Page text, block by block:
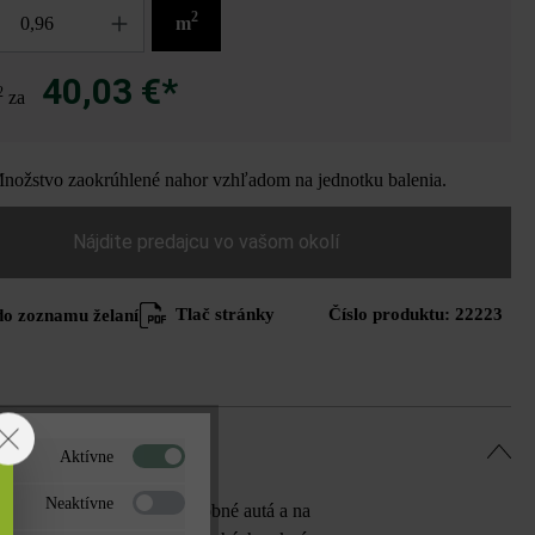
m2
za 40,03 €*
zaokrúhlené nahor vzhľadom na jednotku balenia.
Nájdite predajcu vo vašom okolí
zoznamu želaní Tlač stránky Číslo produktu: 22223
plochách pre osobné autá a na
Aktívne
Neaktívne